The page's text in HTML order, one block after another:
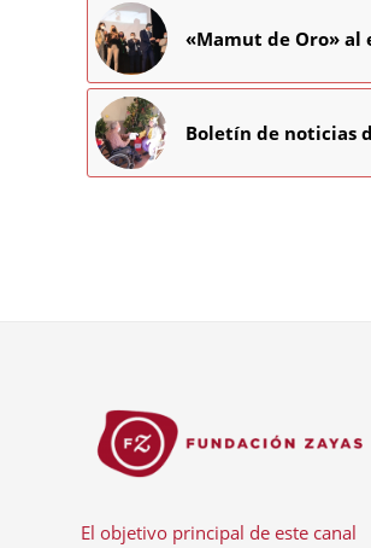
«Mamut de Oro» al
Boletín de noticias
El objetivo principal de este canal